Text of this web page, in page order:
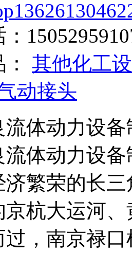
其他化工
动接头
流体动力设备
流体动力设
济繁荣的长
杭大运河
过，南京禄